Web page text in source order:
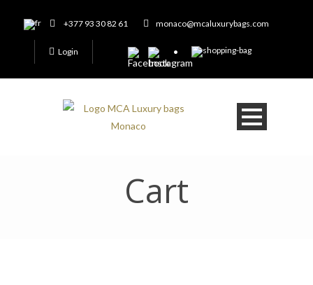
+377 93 30 82 61 monaco@mcaluxurybags.com
Login
Cart